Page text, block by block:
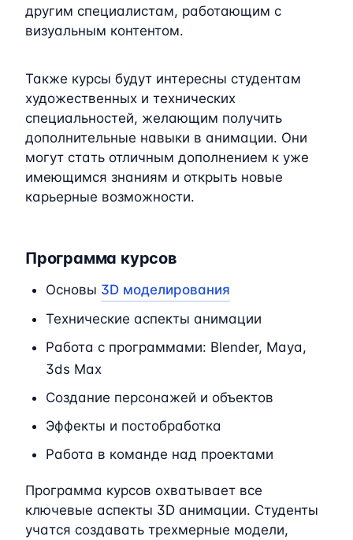
другим специалистам, работающим с
визуальным контентом.
Также курсы будут интересны студентам
художественных и технических
специальностей, желающим получить
дополнительные навыки в анимации. Они
могут стать отличным дополнением к уже
имеющимся знаниям и открыть новые
карьерные возможности.
Программа курсов
Основы 3D моделирования
Технические аспекты анимации
Работа с программами: Blender, Maya,
3ds Max
Создание персонажей и объектов
Эффекты и постобработка
Работа в команде над проектами
Программа курсов охватывает все
ключевые аспекты 3D анимации. Студенты
учатся создавать трехмерные модели,